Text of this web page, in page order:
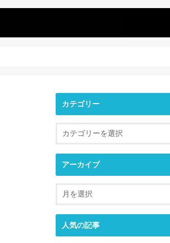
カテゴリー
アーカイブ
人気の記事